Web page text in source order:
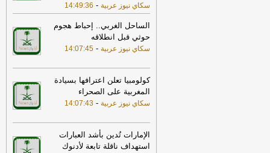
سكاي نيوز عربية -
14:49:36
الساحل الغربي.. إحباط هجوم
حوثي قبل انطلاقه
سكاي نيوز عربية -
14:07:45
كولومبيا تعلن اعترافها بسيادة
المغربية على الصحراء
سكاي نيوز عربية -
14:07:43
الإمارات تُدين بأشد العبارات
استهداف ناقلة تابعة لأدنوك